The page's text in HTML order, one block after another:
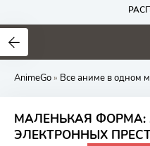
1.7
AnimeGo» Все аниме в одном
МАЛЕНЬКАЯ
ЭЛЕКТРОННЫХ
5.84